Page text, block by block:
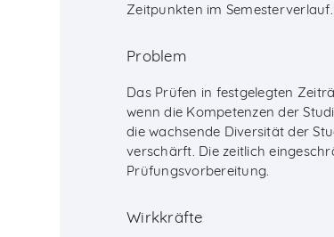
Zeitpunkten im Semesterverlauf.
Problem
Das Prüfen in festgelegten
wenn die Kompetenzen der
die wachsende Diversität der
verschärft. Die zeitlich
Prüfungsvorbereitung.
Wirkkräfte